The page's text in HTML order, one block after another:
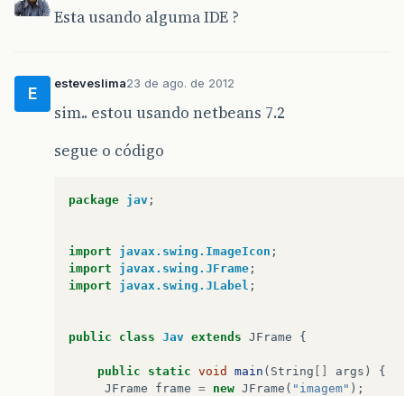
Esta usando alguma IDE ?
E
esteveslima23 de ago. de 2012
sim.. estou usando netbeans 7.2
segue o código
package jav ;
import javax.swing.ImageIcon ;
import
javax.swing.JFrame ;
import
javax.swing.JLabel ;
public class Jav extends JFrame {
public static void main ( String [] args )
{
JFrame
frame = new JFrame ( "imagem" );